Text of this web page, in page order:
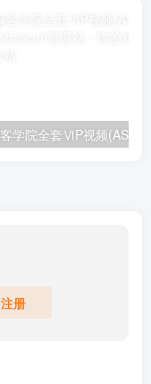
学院全套ⅥP视频(AS版)
注册